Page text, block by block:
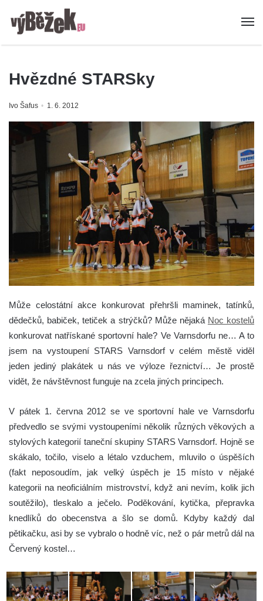
Hvězdné STARSky
Ivo Šafus 1. 6. 2012
Může celostátní akce konkurovat přehršli maminek, tatínků,
dědečků, babiček, tetiček a strýčků? Může nějaká Noc kostelů
konkurovat natřískané sportovní hale? Ve Varnsdorfu ne… A to
jsem na vystoupení STARS Varnsdorf v celém městě viděl
jeden jediný plakátek u nás ve výloze řeznictví… Je prostě
vidět, že návštěvnost funguje na zcela jiných principech.
V pátek 1. června 2012 se ve sportovní hale ve Varnsdorfu
předvedlo se svými vystoupeními několik různých věkových a
stylových kategorií taneční skupiny STARS Varnsdorf. Hojně se
skákalo, točilo, viselo a létalo vzduchem, mluvilo o úspěších
(fakt neposoudím, jak velký úspěch je 15 místo v nějaké
kategorii na neoficiálním mistrovství, když ani nevím, kolik jich
soutěžilo), tleskalo a ječelo. Poděkování, kytička, přepravka
knedlíků do obecenstva a šlo se domů. Kdyby každý dal
pětikačku, asi by se vybralo o hodně víc, než o pár metrů dál na
Červený kostel…